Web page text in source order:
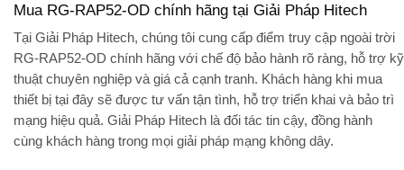
Mua RG-RAP52-OD chính hãng tại Giải Pháp Hitech
Tại Giải Pháp Hitech, chúng tôi cung cấp điểm truy cập ngoài trời
RG-RAP52-OD chính hãng với chế độ bảo hành rõ ràng, hỗ trợ kỹ
thuật chuyên nghiệp và giá cả cạnh tranh. Khách hàng khi mua
thiết bị tại đây sẽ được tư vấn tận tình, hỗ trợ triển khai và bảo trì
mạng hiệu quả. Giải Pháp Hitech là đối tác tin cậy, đồng hành
cùng khách hàng trong mọi giải pháp mạng không dây.